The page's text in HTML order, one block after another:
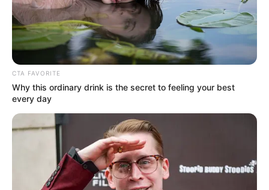
como los codos, las rodillas o las áreas con
hiperpigmentación.
Déjala actuar durante 20-30 minutos, luego
enjuaga con agua tibia.
Utilice este tratamiento 2-3 veces por semana
para obtener mejores resultados.
CTA FAVORITE
Why this ordinary drink is the secret to feeling your best
every day